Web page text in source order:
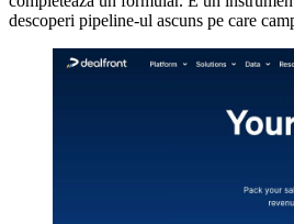
descoperi pipeline-ul ascuns pe care